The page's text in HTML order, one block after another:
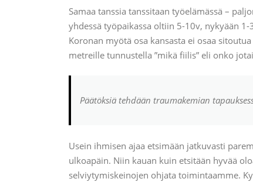
Samaa tanssia tanssitaan työelämässä –
yhdessä työpaikassa oltiin 5-10v, nykyään
Koronan myötä osa kansasta ei osaa
metreille tunnustella ”mikä fiilis” eli onko
Päätöksiä tehdään traumakemian
Usein ihmisen ajaa etsimään jatkuvasti
ulkoapäin. Niin kauan kuin etsitään hyvää
selviytymiskeinojen ohjata toimintaamme.